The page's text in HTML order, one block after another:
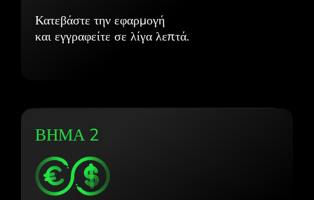
Κατεβάστε την εφαρμογή
και εγγραφείτε σε λίγα λεπτά.
ΒΗΜΑ 2